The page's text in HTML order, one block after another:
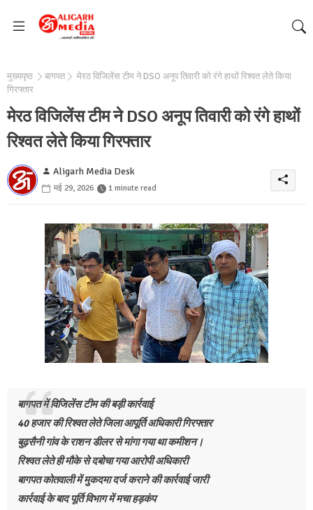
मुख्यपृष्ठ बागपत
मेरठ विजिलेंस टीम ने DSO अनूप तिवारी को रंगे हाथों रिश्वत लेते किया
गिरफ्तार
मेरठ विजिलेंस टीम ने DSO अनूप तिवारी को रंगे हाथों
रिश्वत लेते किया गिरफ्तार
Aligarh Media Desk
मई 29, 2026 1 minute read
बागपत में विजिलेंस टीम की बड़ी कार्रवाई
40 हजार की रिश्वत लेते जिला आपूर्ति अधिकारी गिरफ्तार
बुढ़सैनी गांव के राशन डीलर से मांगा गया था कमीशन।
रिश्वत लेते ही मौके से दबोचा गया आरोपी अधिकारी
बागपत कोतवाली में मुकदमा दर्ज कराने की कार्रवाई जारी
कार्रवाई के बाद पूर्ति विभाग में मचा हड़कंप